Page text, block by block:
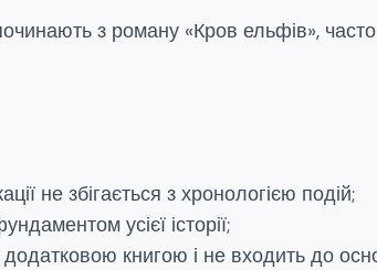
з роману «Кров ельфів»,
не збігається з хронологією подій;
усієї історії;
додатковою книгою і не входить до